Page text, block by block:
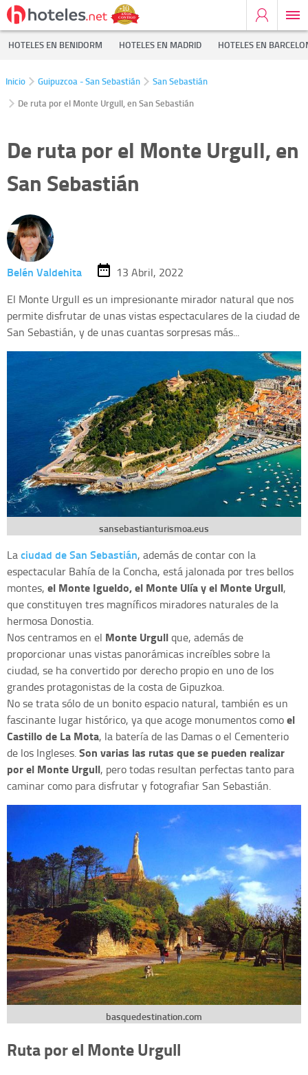
HOTELES EN BENIDORM HOTELES EN MADRID HOTELES EN
Inicio Guipuzcoa - San Sebastián
San Sebastián
De ruta por el Monte Urgull, en San Sebastián
De ruta por el Monte Urgull, en
San Sebastián
Belén Valdehita
13 Abril, 2022
El Monte Urgull es un impresionante mirador natural que nos
permite disfrutar de unas vistas espectaculares de la ciudad de
San Sebastián, y de unas cuantas sorpresas más...
sansebastianturismoa.eus
Laciudad de San Sebastián, además de contar con la
espectacular Bahía de la Concha, está jalonada por tres bellos
montes, el Monte Igueldo, el Monte Ulía y el Monte Urgull,
que constituyen tres magníficos miradores naturales de la
hermosa Donostia.
Nos centramos en el Monte Urgullque, además de
proporcionar unas vistas panorámicas increíbles sobre la
ciudad, se ha convertido por derecho propio en uno de los
grandes protagonistas de la costa de Gipuzkoa.
No se trata sólo de un bonito espacio natural, también es un
fascinante lugar histórico, ya que acoge monumentos comoel
Castillo de La Mota, la batería de las Damas o el Cementerio
de los Ingleses.Son varias las rutas que se pueden realizar
por el Monte Urgull, pero todas resultan perfectas tanto para
caminar como para disfrutar y fotografiar San Sebastián.
basquedestination.com
Ruta por el Monte Urgull